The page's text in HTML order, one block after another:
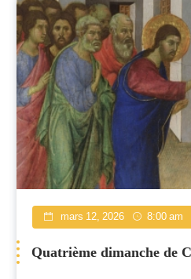
mars 12, 2026 8:00 am
Quatrième dimanche de